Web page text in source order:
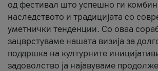
од фестивал што успешно ги
наследството и традицијата со
уметнички тенденции. Со оваа
зацврстуваме нашата визија за
поддршка на културните
задоволство ја најавуваме